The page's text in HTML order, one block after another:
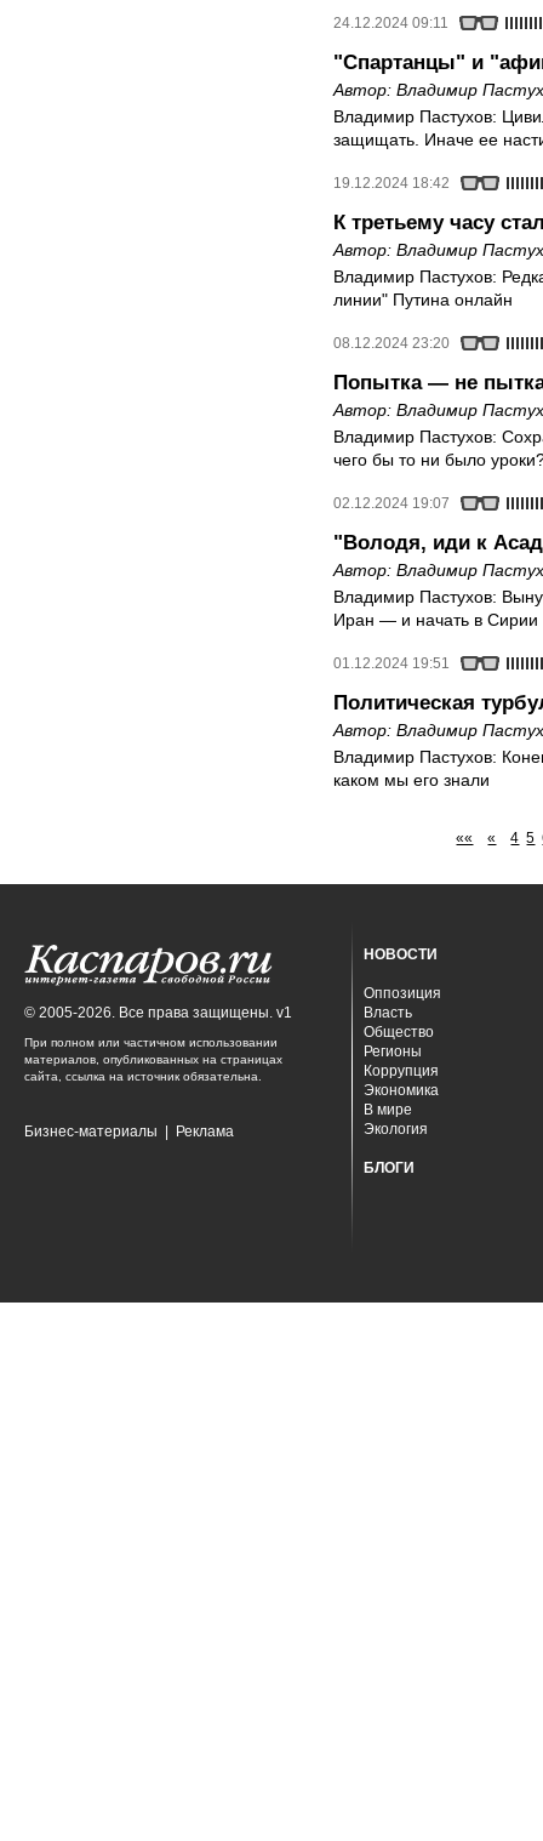
24.12.2024 09:11
"Спартанцы" и
Автор: Владимир
Владимир Пастухов:
защищать. Иначе ее
19.12.2024 18:42
К третьему часу
Автор: Владимир
Владимир Пастухов:
линии" Путина онлайн
08.12.2024 23:20
Попытка — не
Автор: Владимир
Владимир Пастухов:
чего бы то ни было
02.12.2024 19:07
"Володя, иди к
Автор: Владимир
Владимир Пастухов:
Иран — и начать в Сирии
01.12.2024 19:51
Политическая
Автор: Владимир
Владимир Пастухов:
каком мы его знали
«« « 4 5
© 2005-2026. Все права защищены. v1
При полном или частичном использовании
материалов, опубликованных на страницах
сайта, ссылка на источник обязательна.
Бизнес-материалы Реклама
НОВОСТИ
Оппозиция
Власть
Общество
Регионы
Коррупция
Экономика
В мире
Экология
БЛОГИ